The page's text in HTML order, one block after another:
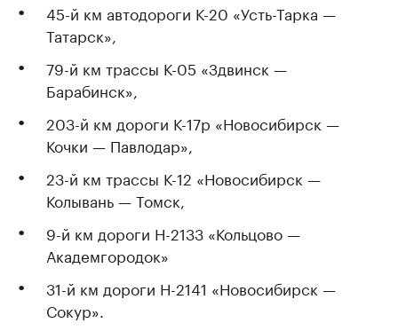
45-й км автодороги К-20 «Усть-Тарка —
Татарск»,
79-й км трассы К-05 «Здвинск —
Барабинск»,
203-й км дороги К-17р «Новосибирск —
Кочки — Павлодар»,
23-й км трассы К-12 «Новосибирск —
Колывань — Томск,
9-й км дороги Н-2133 «Кольцово —
Академгородок»
31-й км дороги Н-2141 «Новосибирск —
Сокур».